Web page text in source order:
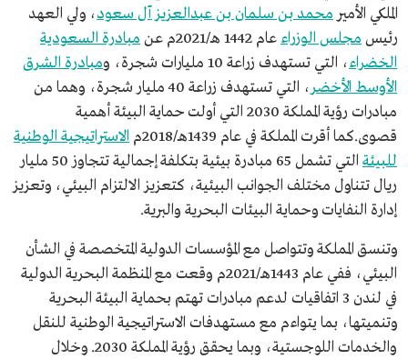
الملكي الأمير محمد بن سلمان بن عبدالعزيز آل سعود، ولي العهد
رئيس مجلس الوزراءعام 1442 هـ/2021م عن
مبادرة السعودية
الخضراء، التي تستهدف زراعة 10 مليارات شجرة، و
مبادرة الشرق
الأوسط الأخضر
، التي تستهدف زراعة 40 مليار شجرة، وهما من
مبادرات رؤية المملكة 2030 التي أولت حماية البيئة أهمية
قصوى.كما أقرت المملكة في عام 1439هـ/2018م
الاستراتيجية الوطنية
للبيئة
التي تشمل 65 مبادرة بيئية بتكلفة إجمالية تتجاوز 50 مليار
ريال تتناول مختلف الجوانب البيئية، كتعزيز الالتزام البيئي، وتعزيز
إدارة النفايات وحماية البيئات البحرية والبرية.
وتنسق المملكة وتتواصل مع المؤسسات الدولية المتخصصة في الشأن
البيئي، ففي عام 1443هـ/2021م وقعت مع المنظمة البحرية الدولية
في لندن 3 اتفاقيات لدعم مبادرات تهتم بحماية البيئة البحرية
وتنميتها، بما يتواءم مع مستهدفات الاستراتيجية الوطنية للنقل
والخدمات اللوجستية، وبما يحقق رؤية المملكة 2030. وخلال